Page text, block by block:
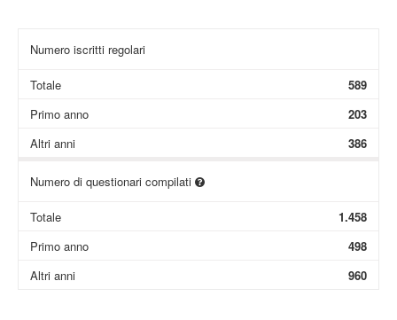
Numero iscritti regolari
Totale
589
Primo anno
203
Altri anni
386
Numero di questionari compilati
Totale
1.458
Primo anno
498
Altri anni
960